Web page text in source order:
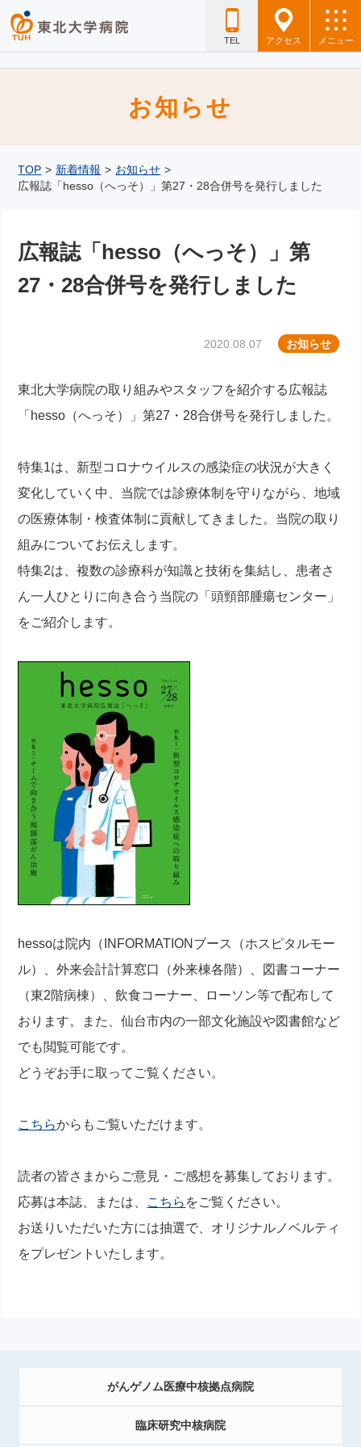
TEL アクセス メニュー
お知らせ
TOP > 新着情報 > お知らせ >
広報誌「hesso（へっそ）」第27・28合併号を発行しました
広報誌「hesso（へっそ）」第
27・28合併号を発行しました
2020.08.07 お知らせ
東北大学病院の取り組みやスタッフを紹介する広報誌
「hesso（へっそ）」第27・28合併号を発行しました。
特集1は、新型コロナウイルスの感染症の状況が大きく
変化していく中、当院では診療体制を守りながら、地域
の医療体制・検査体制に貢献してきました。当院の取り
組みについてお伝えします。
特集2は、複数の診療科が知識と技術を集結し、患者さ
ん一人ひとりに向き合う当院の「頭頸部腫瘍センター」
をご紹介します。
hessoは院内（INFORMATIONブース（ホスピタルモー
ル）、外来会計計算窓口（外来棟各階）、図書コーナー
（東2階病棟）、飲食コーナー、ローソン等で配布して
おります。また、仙台市内の一部文化施設や図書館など
でも閲覧可能です。
どうぞお手に取ってご覧ください。
こちらからもご覧いただけます。
読者の皆さまからご意見・ご感想を募集しております。
応募は本誌、または、 こちら をご覧ください。
お送りいただいた方には抽選で、オリジナルノベルティ
をプレゼントいたします。
がんゲノム医療中核拠点病院
臨床研究中核病院